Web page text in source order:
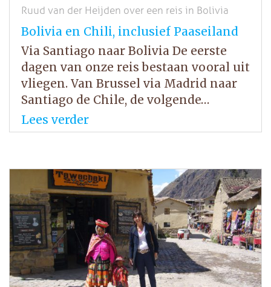
Ruud van der Heijden over een reis in Bolivia
Bolivia en Chili, inclusief Paaseiland
Via Santiago naar Bolivia De eerste
dagen van onze reis bestaan vooral uit
vliegen. Van Brussel via Madrid naar
Santiago de Chile, de volgende…
Lees verder